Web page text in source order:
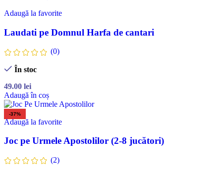
Adaugă la favorite
Laudati pe Domnul Harfa de cantari
(0)
În stoc
49.00 lei
Adaugă în coș
-37%
Adaugă la favorite
Joc pe Urmele Apostolilor (2-8 jucători)
(2)